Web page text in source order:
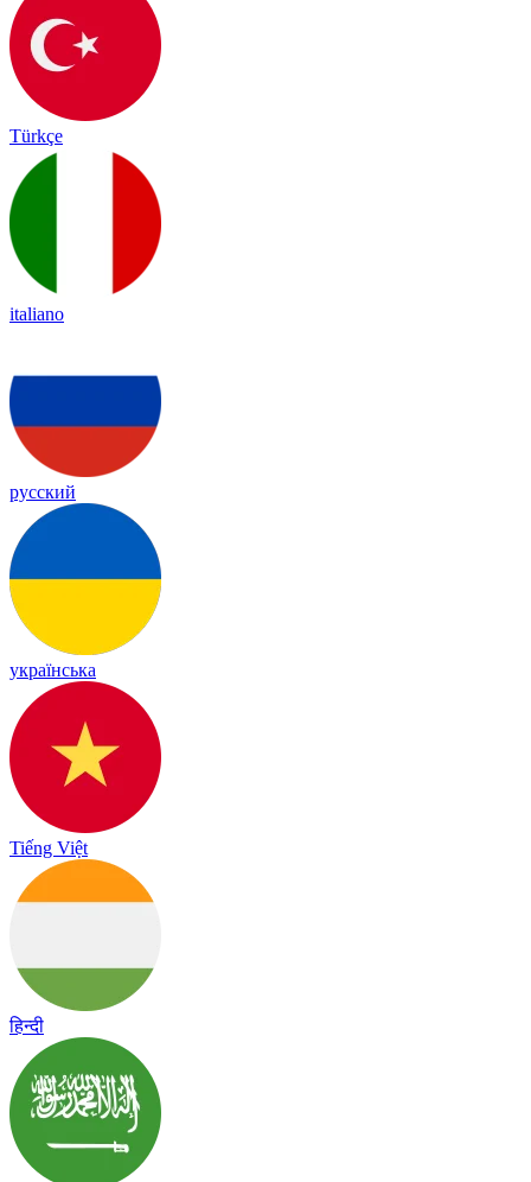
Türkçe
italiano
русский
українська
Tiếng Việt
हिन्दी